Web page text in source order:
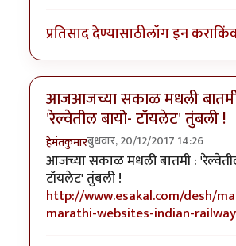
प्रतिसाद देण्यासाठीलॉग इन करा
आजआजच्या सकाळ मधली
'रेल्वेतील बायो- टॉयलेट' तुंबली !
हेमंतकुमारबुधवार, 20/12/2017 14:26
आजच्या सकाळ मधली बातमी :
टॉयलेट' तुंबली !
http://www.esakal.com/desh/
marathi-websites-indian-railway